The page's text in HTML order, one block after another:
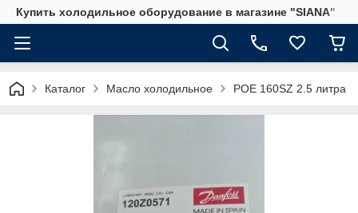
Купить холодильное оборудование в магазине "SIANA"
Каталог Масло холодильное POE 160SZ 2.5 литра